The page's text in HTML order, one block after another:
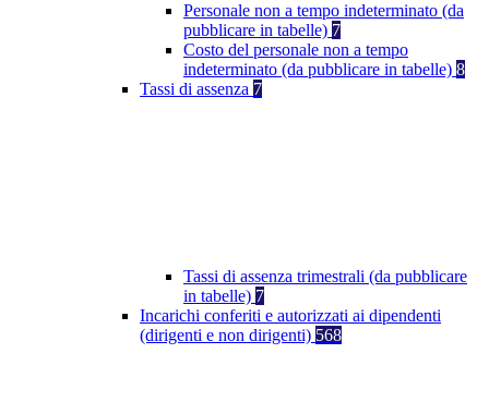
Personale non a tempo indeterminato (da
pubblicare in tabelle) 7
Costo del personale non a tempo
indeterminato (da pubblicare in tabelle) 8
Tassi di assenza 7
Tassi di assenza trimestrali (da pubblicare
in tabelle) 7
Incarichi conferiti e autorizzati ai dipendenti
(dirigenti e non dirigenti) 568